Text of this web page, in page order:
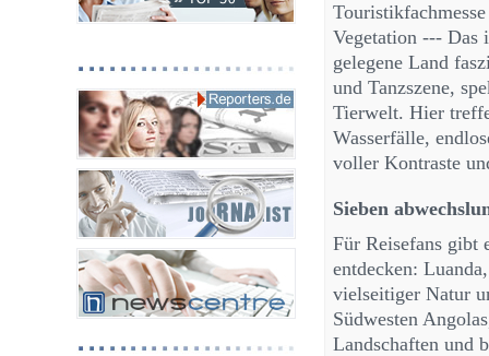
Vegetation --- Das
gelegene Land
und Tanzszene,
Tierwelt. Hier
Wasserfälle,
voller Kontraste
Sieben
Für Reisefans gibt
entdecken:
vielseitiger Natur
Südwesten
Landschaften und